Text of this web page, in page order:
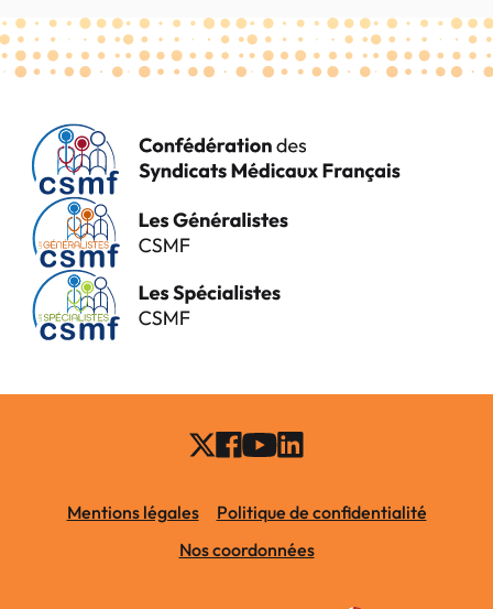
Mentions légales
Politique de confidentialité
Nos coordonnées